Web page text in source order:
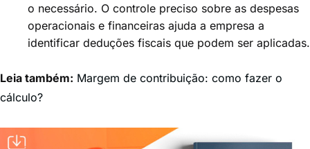
o necessário. O controle preciso sobre as despesas
operacionais e financeiras ajuda a empresa a
identificar deduções fiscais que podem ser aplicadas.
Leia também: Margem de contribuição: como fazer o
cálculo?